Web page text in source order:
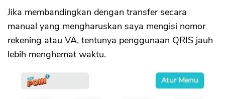
Jika membandingkan dengan transfer secara
manual yang mengharuskan saya mengisi nomor
rekening atau VA, tentunya penggunaan QRIS jauh
lebih menghemat waktu.